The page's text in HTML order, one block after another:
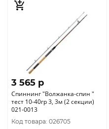
3 565 p
Спиннинг "Волжанка-спин "
тест 10-40гр 3, 3м (2 секции)
021-0013
Код товара: 026705